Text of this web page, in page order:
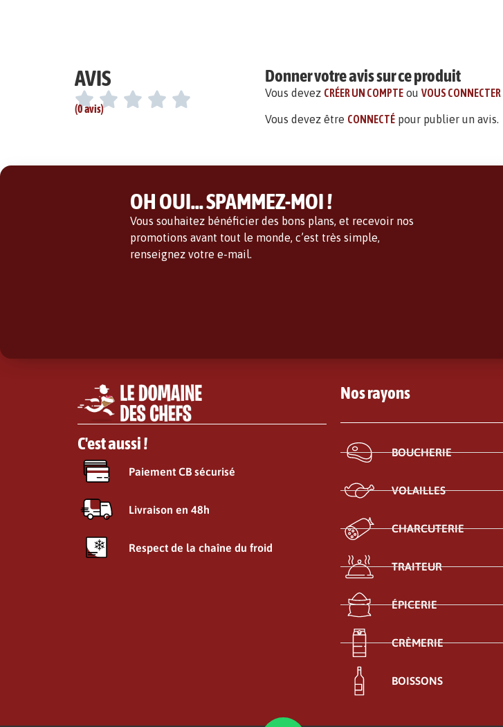
AVIS
(0 avis)
Donner votre avis sur ce produit
Vous devez CRÉER UN COMPTEou VOUS CONNECTER
Vous devez être CONNECTÉpour publier un avis.
OH OUI... SPAMMEZ-MOI !
Vous souhaitez bénéficier des bons plans, et recevoir nos
promotions avant tout le monde, c’est très simple,
renseignez votre e-mail.
C'est aussi !
Paiement CB sécurisé
Livraison en 48h
Respect de la chaîne du froid
Nos rayons
BOUCHERIE
VOLAILLES
CHARCUTERIE
TRAITEUR
ÉPICERIE
CRÈMERIE
BOISSONS